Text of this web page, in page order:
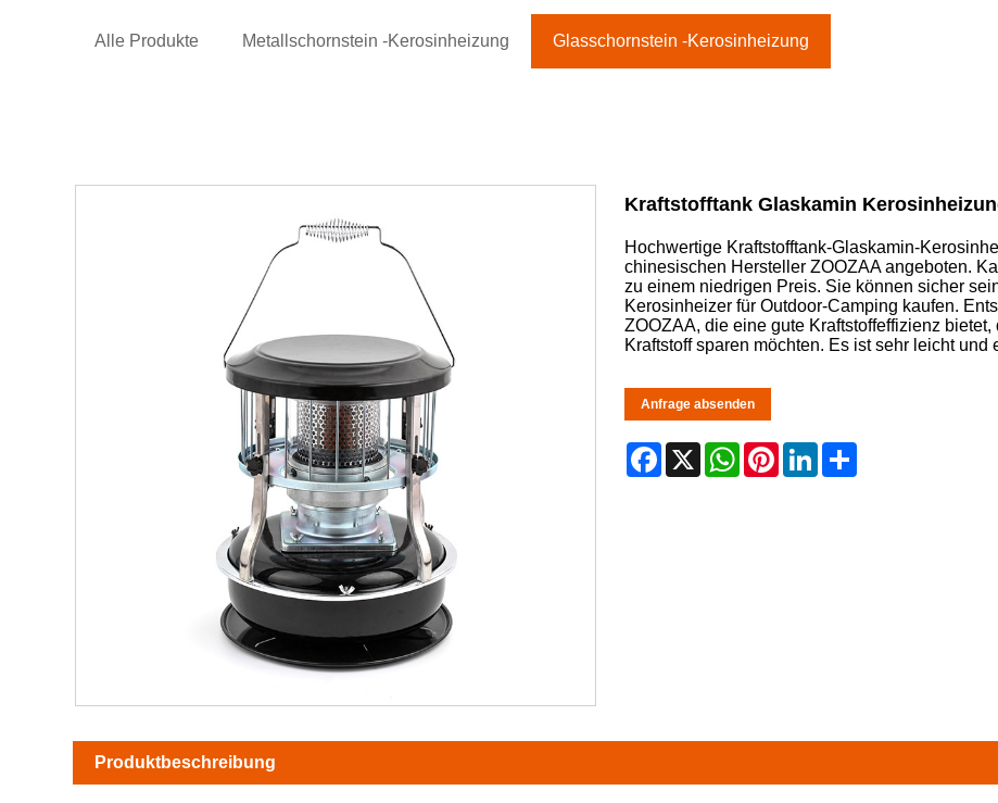
Alle Produkte Metallschornstein -Kerosinheizung Glasschornstein -Kerosinheizung
Kraftstofftank Glaskamin
Hochwertige Kraftstofftank-Glaskamin-
chinesischen Hersteller ZOOZAA angeboten.
zu einem niedrigen Preis. Sie können sicher
Kerosinheizer für Outdoor-Camping kaufen.
ZOOZAA, die eine gute Kraftstoffeffizienz
Kraftstoff sparen möchten. Es ist sehr leicht und
Anfrage absenden
Facebook
X WhatsApp
PinterestLinkedIn
Produktbeschreibung